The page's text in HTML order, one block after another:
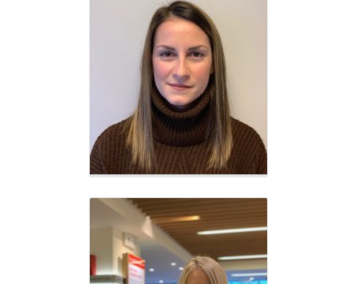
Δέσποινα Χατζηγιαννίδου
Sales Advisor - VF550